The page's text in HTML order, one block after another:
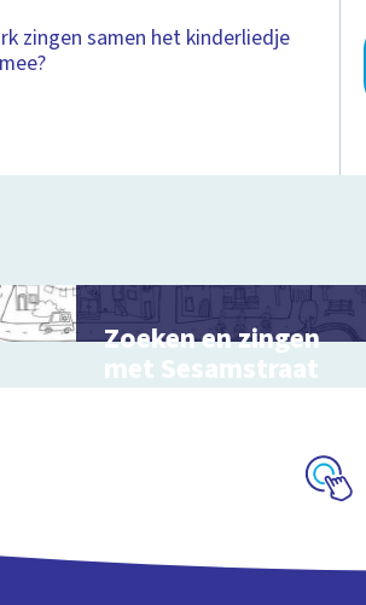
zingen samen het kinderliedje
Zoeken en zingen
met Sesamstraat
Interactieve schoolplaat met